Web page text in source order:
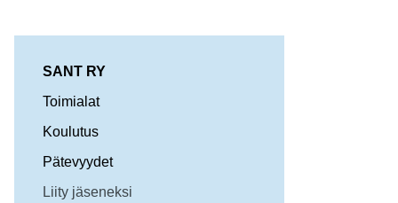
SANT RY
Toimialat
Koulutus
Pätevyydet
Liity jäseneksi